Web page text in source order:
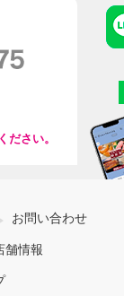
さい。
お問い合わせ
舗情報